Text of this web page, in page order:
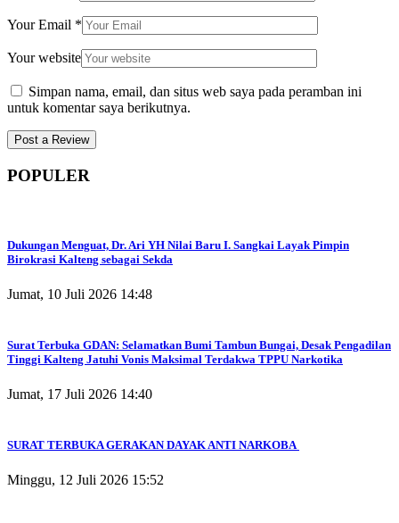
Your Email *
Your website
Simpan nama, email, dan situs web saya pada peramban ini
untuk komentar saya berikutnya.
POPULER
Dukungan Menguat, Dr. Ari YH Nilai Baru I. Sangkai Layak Pimpin
Birokrasi Kalteng sebagai Sekda
Jumat, 10 Juli 2026 14:48
Surat Terbuka GDAN: Selamatkan Bumi Tambun Bungai, Desak Pengadilan
Tinggi Kalteng Jatuhi Vonis Maksimal Terdakwa TPPU Narkotika
Jumat, 17 Juli 2026 14:40
SURAT TERBUKA GERAKAN DAYAK ANTI NARKOBA
Minggu, 12 Juli 2026 15:52